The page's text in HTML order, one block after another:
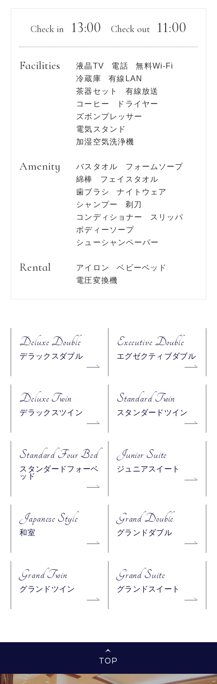
Check in 13:00 Check out 11:00
Facilities 液晶TV 電話
無料Wi-Fi
冷蔵庫
有線LAN
茶器セット
有線放送
コーヒー
ドライヤー
ズボンプレッサー
電気スタンド
加湿空気洗浄機
Amenity バスタオル
フォームソープ
綿棒
フェイスタオル
歯ブラシ
ナイトウェア
シャンプー
剃刀
コンディショナー
スリッパ
ボディーソープ
シューシャンペーパー
Rental アイロン
ベビーベッド
電圧変換機
Deluxe Double
デラックスダブル
Executive Double
エグゼクティブダブル
Deluxe Twin
デラックスツイン
Standard Twin
スタンダードツイン
Standard Four Bed
スタンダードフォーベ
ッド
Junior Suite
ジュニアスイート
Japanese Style
和室
Grand Double
グランドダブル
Grand Twin
グランドツイン
Grand Suite
グランドスイート
TOP